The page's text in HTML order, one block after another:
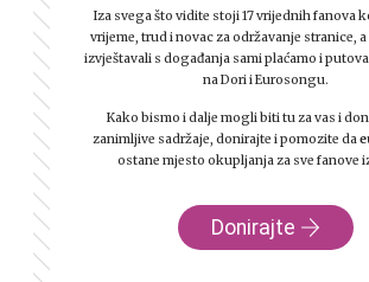
Iza svega što vidite stoji 17 vrijednih fanova
vrijeme, trud i novac za održavanje stranice,
izvještavali s događanja sami plaćamo i
na Dori i Eurosongu.
Kako bismo i dalje mogli biti tu za vas i
zanimljive sadržaje, donirajte i pomozite da
ostane mjesto okupljanja za sve fanove
Donirajte